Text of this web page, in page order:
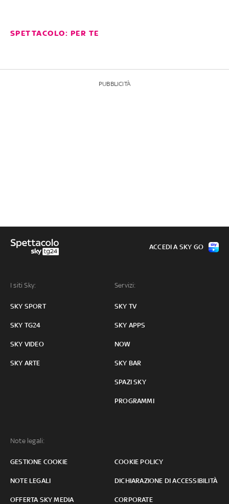
SPETTACOLO: PER TE
PUBBLICITÀ
I siti Sky:
SKY SPORT
SKY TG24
SKY VIDEO
SKY ARTE
Servizi:
SKY TV
SKY APPS
NOW
SKY BAR
SPAZI SKY
PROGRAMMI
Note legali:
GESTIONE COOKIE COOKIE POLICY
NOTE LEGALI DICHIARAZIONE DI ACCESSIBILITÀ
OFFERTA SKY MEDIA CORPORATE
ACCEDI A SKY GO